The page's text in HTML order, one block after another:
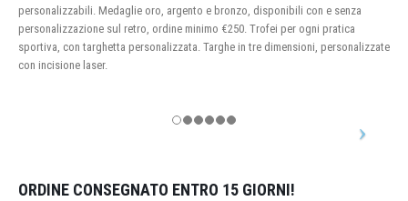
personalizzabili. Medaglie oro, argento e bronzo, disponibili con e senza
personalizzazione sul retro, ordine minimo €250. Trofei per ogni pratica
sportiva, con targhetta personalizzata. Targhe in tre dimensioni, personalizzate
con incisione laser.
ORDINE CONSEGNATO ENTRO 15 GIORNI!